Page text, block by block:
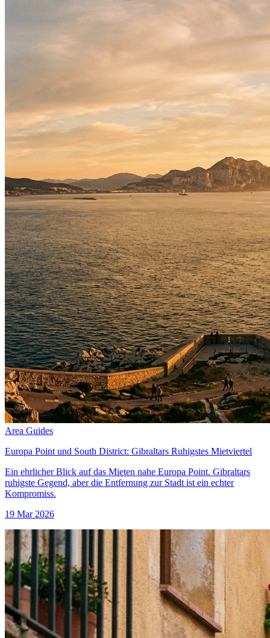
Area Guides
Europa Point und South District: Gibraltars Ruhigstes Mietviertel
Ein ehrlicher Blick auf das Mieten nahe Europa Point. Gibraltars
ruhigste Gegend, aber die Entfernung zur Stadt ist ein echter
Kompromiss.
19 Mar 2026